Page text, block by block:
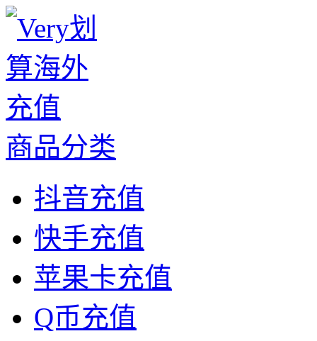
商品分类
抖音充值
快手充值
苹果卡充值
Q币充值